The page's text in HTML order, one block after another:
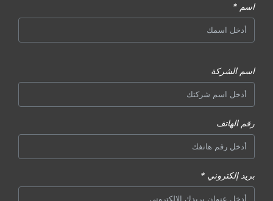
اسم *
اسم الشركة
رقم الهاتف
بريد إلكتروني *